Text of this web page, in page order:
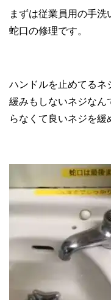
まずは従業員用の手洗
蛇口の修理です。
ハンドルを止めてるネ
緩みもしないネジなん
らなくて良いネジを